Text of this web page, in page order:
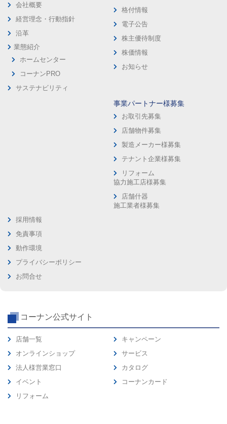
会社概要
経営理念・行動指針
沿革
業態紹介
ホームセンター
コーナンPRO
サステナビリティ
格付情報
電子公告
株主優待制度
株価情報
お知らせ
事業パートナー様募集
お取引先募集
店舗物件募集
製造メーカー様募集
テナント企業様募集
リフォーム
協力施工店様募集
店舗什器
施工業者様募集
採用情報
免責事項
動作環境
プライバシーポリシー
お問合せ
コーナン公式サイト
店舗一覧
オンラインショップ
法人様営業窓口
イベント
リフォーム
キャンペーン
サービス
カタログ
コーナンカード